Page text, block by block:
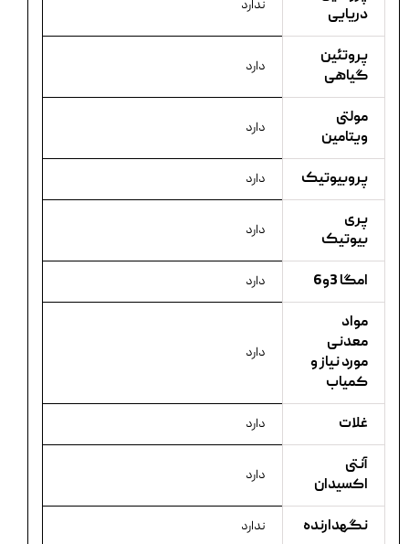
دریایی
ندارد
پروتئین
گیاهی
دارد
مولتی
ویتامین
دارد
پروبیوتیک دارد
پری
بیوتیک
دارد
امگا 3و6 دارد
مواد
معدنی
مورد نیاز و
کمیاب
دارد
غلات دارد
آنتی
اکسیدان
دارد
نگهدارنده ندارد